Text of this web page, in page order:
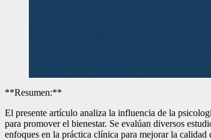
**Resumen:**
El presente artículo analiza la influencia de la
para promover el bienestar. Se evalúan diversos
enfoques en la práctica clínica para mejorar la